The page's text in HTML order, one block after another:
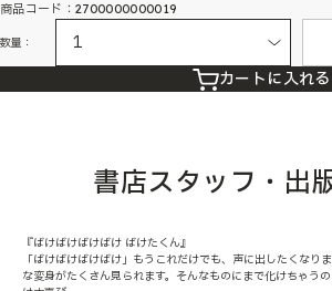
商品コード：2700000000019
数量：
カートに入れる
書店スタッフ・出
『ばけばけばけばけ ばけたくん』
「ばけばけばけばけ」もうこれだけでも、声に出したくなり
な変身がたくさん見られます。そんなものにまで化けちゃう